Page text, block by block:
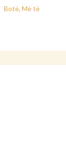
Botë, Më të